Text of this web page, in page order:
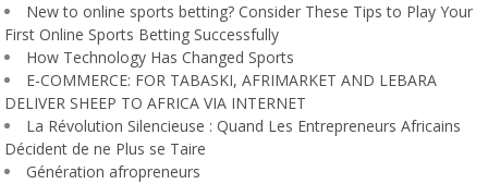
New to online sports betting? Consider These Tips to Play Your
First Online Sports Betting Successfully
How Technology Has Changed Sports
E-COMMERCE: FOR TABASKI, AFRIMARKET AND LEBARA
DELIVER SHEEP TO AFRICA VIA INTERNET
La Révolution Silencieuse : Quand Les Entrepreneurs Africains
Décident de ne Plus se Taire
Génération afropreneurs